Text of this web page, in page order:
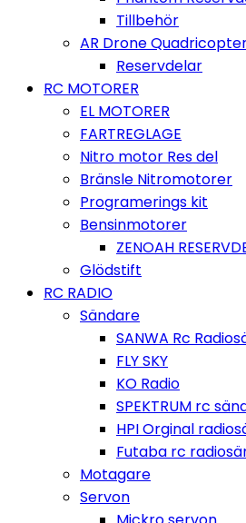
Tillbehör
AR Drone
Reservdelar
RC MOTORER
EL MOTORER
FARTREGLAGE
Nitro motor Res del
Bränsle Nitromotorer
Programerings kit
Bensinmotorer
ZENOAH
Glödstift
RC RADIO
Sändare
SANWA Rc
FLY SKY
KO Radio
SPEKTRUM rc
HPI Orginal
Futaba rc
Motagare
Servon